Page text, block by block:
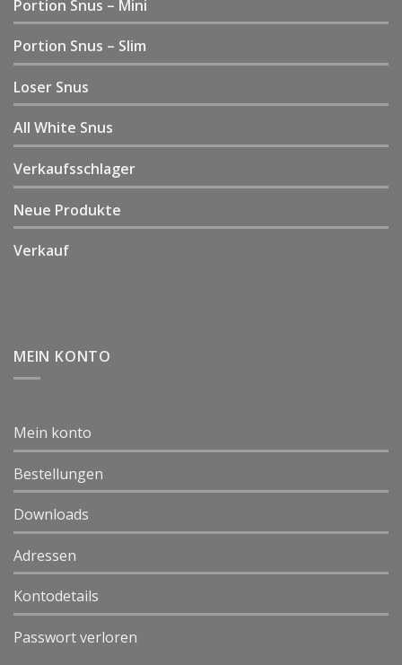
Portion Snus – Mini
Portion Snus – Slim
Loser Snus
All White Snus
Verkaufsschlager
Neue Produkte
Verkauf
MEIN KONTO
Mein konto
Bestellungen
Downloads
Adressen
Kontodetails
Passwort verloren